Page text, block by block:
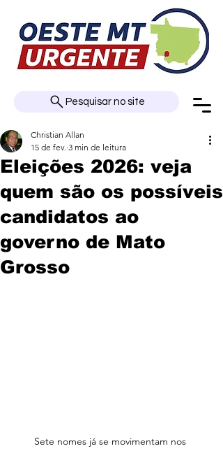
Pesquisar no site
Eleições 2026: veja
quem são os possíveis
candidatos ao
governo de Mato
Grosso
Christian Allan
15 de fev. 3 min de leitura
Sete nomes já se movimentam nos